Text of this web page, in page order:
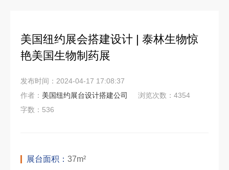
美国纽约展会搭建设计 | 泰林生物惊
艳美国生物制药展
发布时间：2024-04-17 17:08:37
作者： 美国纽约展台设计搭建公司
浏览次数：4354
字数：536
展台面积： 37m²